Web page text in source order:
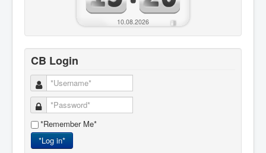
10.08.2026
CB Login
*Remember Me*
*Log in*